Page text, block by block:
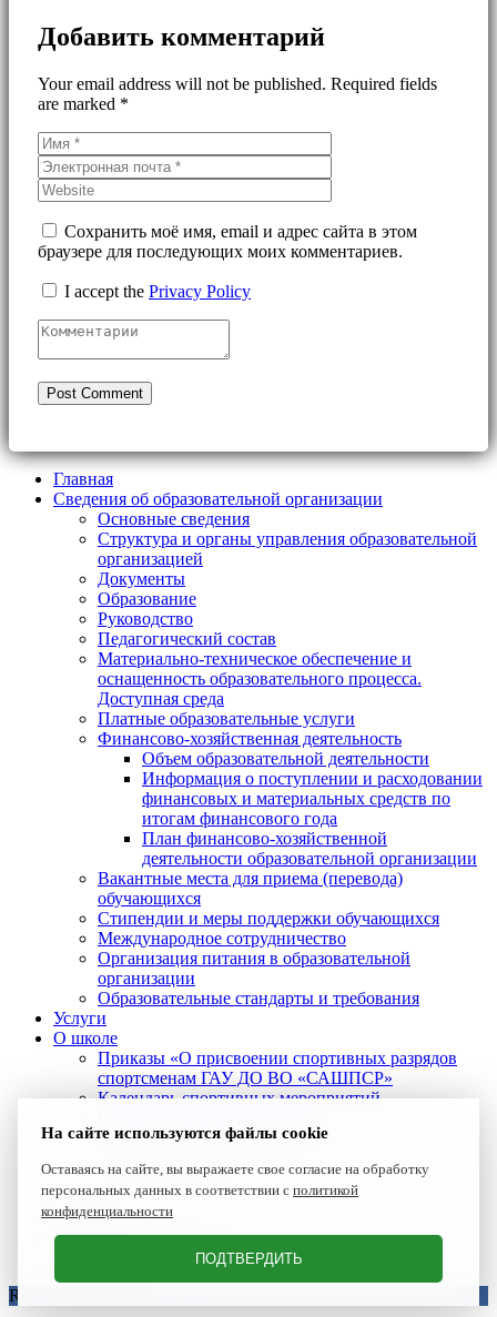
Добавить комментарий
Your email address will not be published. Required fields
are marked *
Сохранить моё имя, email и адрес сайта в этом
браузере для последующих моих комментариев.
I accept the Privacy Policy
Главная
Сведения об образовательной организации
Основные сведения
Структура и органы управления образовательной
организацией
Документы
Образование
Руководство
Педагогический состав
Материально-техническое обеспечение и
оснащенность образовательного процесса.
Доступная среда
Платные образовательные услуги
Финансово-хозяйственная деятельность
Объем образовательной деятельности
Информация о поступлении и расходовании
финансовых и материальных средств по
итогам финансового года
План финансово-хозяйственной
деятельности образовательной организации
Вакантные места для приема (перевода)
обучающихся
Стипендии и меры поддержки обучающихся
Международное сотрудничество
Организация питания в образовательной
организации
Образовательные стандарты и требования
Услуги
О школе
Приказы «О присвоении спортивных разрядов
спортсменам ГАУ ДО ВО «САШПСР»
Календарь спортивных мероприятий
Антидопинговое обеспечение в спорте
Лучшие спортсмены
Новости
Контакты
Демонстрационно-просветительский центр по
адаптивному спорту
Reset2010 © 2026
На сайте используются файлы cookie
Оставаясь на сайте, вы выражаете свое согласие на обработку
персональных данных в соответствии с политикой
конфиденциальности
ПОДТВЕРДИТЬ